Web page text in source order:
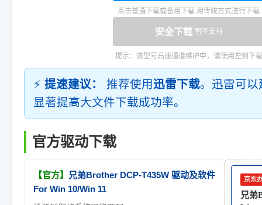
点击普通下载或备用下载 用传统方式进行下载
安全下载 暂不支持
提示：该型号高速通道维护中，请使用左侧下载
⚡ 提速建议： 推荐使用迅雷下载。迅雷可
显著提高大文件下载成功率。
官方驱动下载
【官方】
兄弟Brother DCP-T435W 驱动及软件
For Win 10/Win 11
京东
兄弟